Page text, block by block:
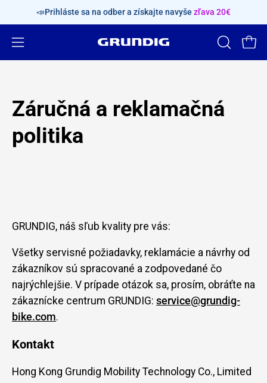
obsah
📣Prihláste sa na odber a získajte navyše zľava 20€
Otvorte
OTVORTE
Záručná a reklamačná
politika
GRUNDIG, náš sľub kvality pre vás:
Všetky servisné požiadavky, reklamácie a návrhy od
zákazníkov sú spracované a zodpovedané čo
najrýchlejšie. V prípade otázok sa, prosím, obráťte na
zákaznícke centrum GRUNDIG: service@grundig-
bike.com.
Kontakt
Hong Kong Grundig Mobility Technology Co., Limited